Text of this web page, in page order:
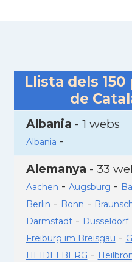
Llista dels 150
de
Albania - 1 webs
Albania -
Alemanya - 33
Aachen - Augsburg -
Berlin - Bonn -
Darmstadt- Düsseldorf
Freiburg im Breisgau -
HEIDELBERG -